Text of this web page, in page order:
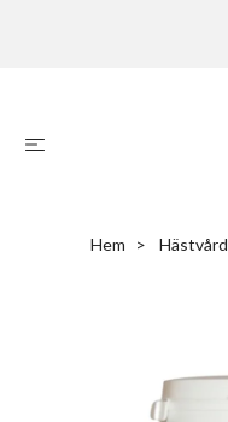
Hem Hästvård